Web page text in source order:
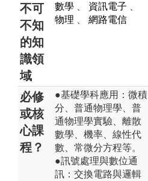
不可
不知
的知
識領
域
數學 資訊電子
物理
網路電信
必修
或核
心課
程？
●基礎學科應用：微積
分、普通物理學、普
通物理學實驗、離散
數學、機率、線性代
數、常微分方程等。
●訊號處理與數位通
訊：交換電路與邏輯